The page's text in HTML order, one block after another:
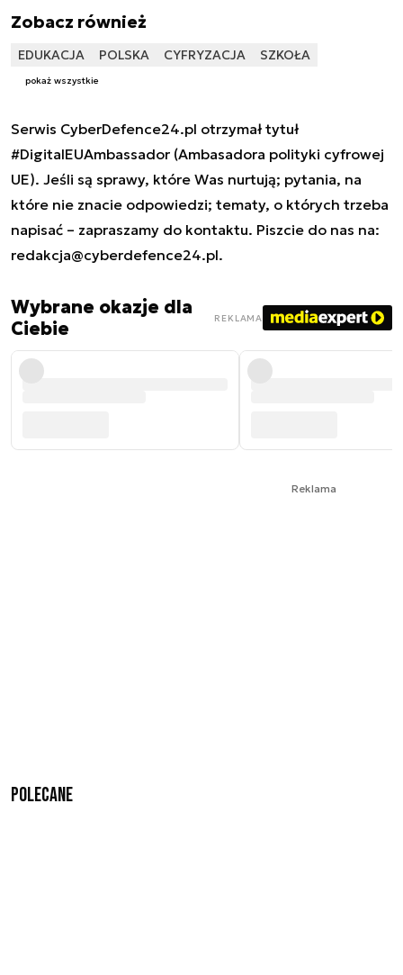
Zobacz również
EDUKACJA POLSKA CYFRYZACJA SZKOŁA
pokaż wszystkie
Serwis CyberDefence24.pl otrzymał tytuł
#DigitalEUAmbassador (Ambasadora polityki cyfrowej
UE). Jeśli są sprawy, które Was nurtują; pytania, na
które nie znacie odpowiedzi; tematy, o których trzeba
napisać – zapraszamy do kontaktu. Piszcie do nas na:
redakcja@cyberdefence24.pl.
Wybrane okazje dla
Ciebie
REKLAMA
Reklama
Polecane